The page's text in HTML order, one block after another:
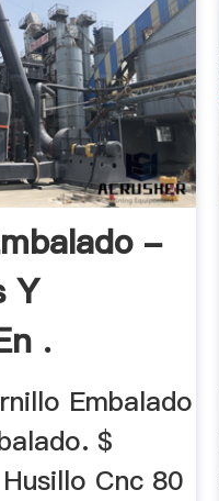
-
Y
.
Embalado
$
Cnc 80